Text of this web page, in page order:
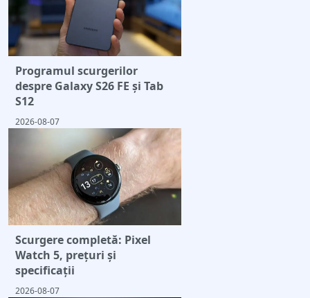
Programul scurgerilor
despre Galaxy S26 FE și Tab
S12
2026-08-07
Scurgere completă: Pixel
Watch 5, prețuri și
specificații
2026-08-07